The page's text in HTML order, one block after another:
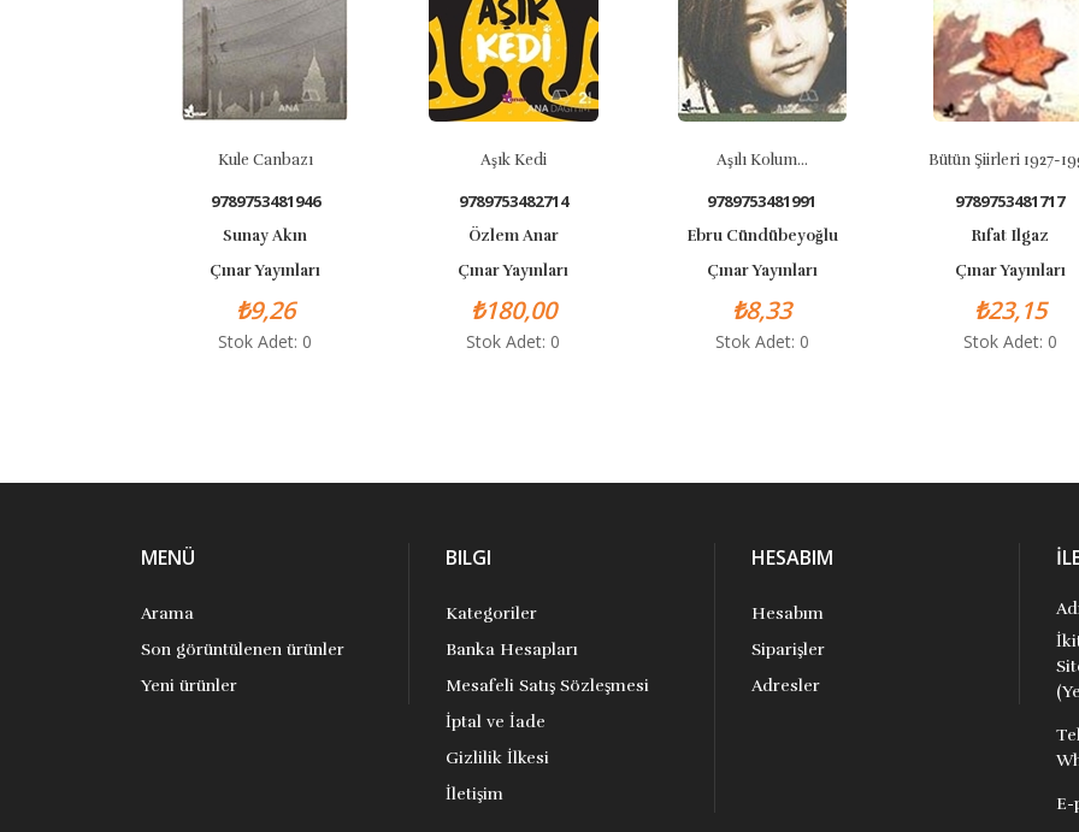
Kule Canbazı
9789753481946
Sunay Akın
Çınar Yayınları
₺9,26
Stok Adet: 0
Aşık Kedi
9789753482714
Özlem Anar
Çınar Yayınları
₺180,00
Stok Adet: 0
Aşılı Kolum...
9789753481991
Ebru Cündübeyoğlu
Çınar Yayınları
₺8,33
Stok Adet: 0
Bütün Şiirleri 1927-
9789753481717
Rıfat Ilgaz
Çınar Yayınları
₺23,15
Stok Adet: 0
MENÜ
Arama
Son görüntülenen ürünler
Yeni ürünler
BILGI
Kategoriler
Banka Hesapları
Mesafeli Satış Sözleşmesi
İptal ve İade
Gizlilik İlkesi
İletişim
HESABIM
Hesabım
Siparişler
Adresler
E-